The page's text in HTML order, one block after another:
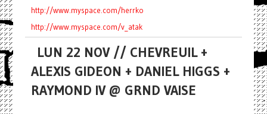
http://www.myspace.com/herrko
http://www.myspace.com/v_atak
LUN 22 NOV // CHEVREUIL +
ALEXIS GIDEON + DANIEL HIGGS +
RAYMOND IV @ GRND VAISE